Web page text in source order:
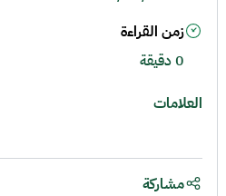
زمن القراءة
0 دقيقة
العلامات
مشاركة